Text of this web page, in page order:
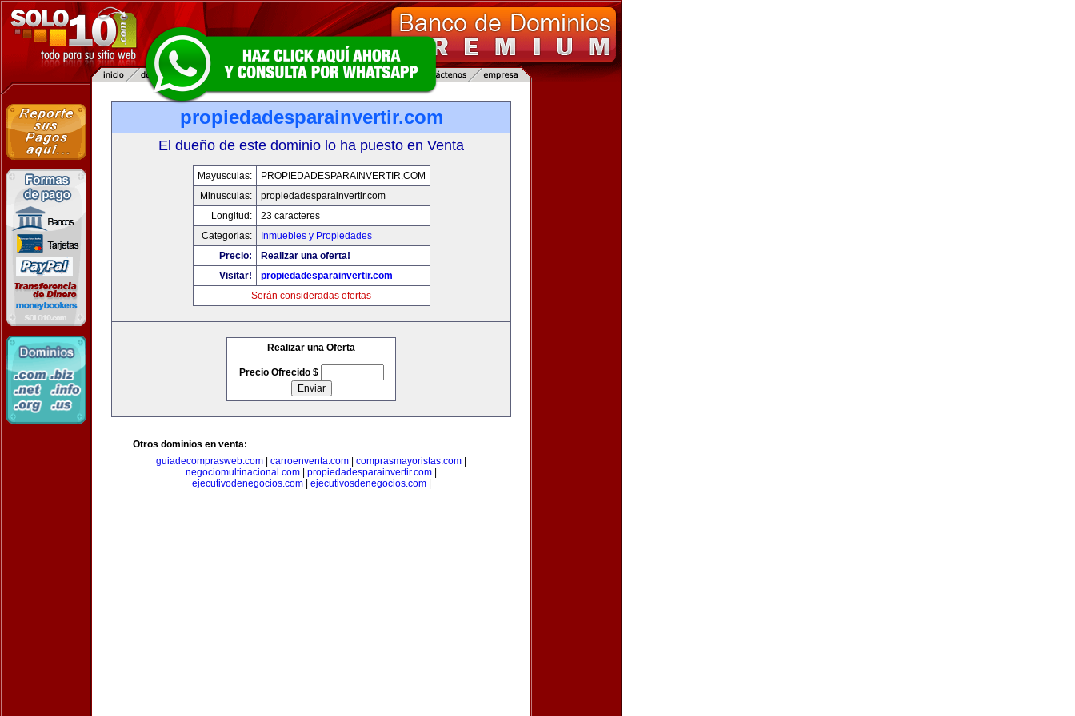
propiedadesparainvertir.com
El dueño de este dominio lo ha puesto en Venta
Mayusculas:
PROPIEDADESPARAINVERTIR.COM
Minusculas:
propiedadesparainvertir.com
Longitud:
23 caracteres
Categorias:
Inmuebles y Propiedades
Precio:
Realizar una oferta!
Visitar!
propiedadesparainvertir.com
Serán consideradas ofertas
Realizar una Oferta
Precio Ofrecido $
Otros dominios en venta:
guiadecomprasweb.com
carroenventa.com comprasmayoristas.com
negociomultinacional.com
propiedadesparainvertir.com
ejecutivodenegocios.com| ejecutivosdenegocios.com|